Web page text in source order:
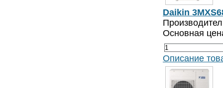
Daikin
Основная
Описание